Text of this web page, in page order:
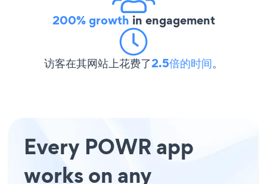
200% growth in engagement
访客在其网站上花费了2.5倍的时间。
Every POWR app
works on any